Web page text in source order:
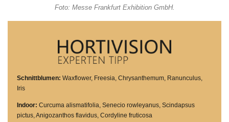
Foto: Messe Frankfurt Exhibition GmbH.
Schnittblumen: Waxflower, Freesia, Chrysanthemum, Ranunculus,
Iris
Indoor: Curcuma alismatifolia, Senecio rowleyanus, Scindapsus
pictus, Anigozanthos flavidus, Cordyline fruticosa